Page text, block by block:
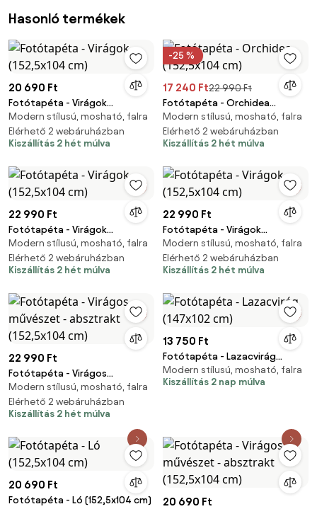
Hasonló termékek
20 690 Ft
Fotótapéta - Virágok
(152,5x104 cm)
Modern stílusú, mosható, falra
Elérhető 2 webáruházban
Kiszállítás 2 hét múlva
-25 %
17 240 Ft22 990 Ft
Fotótapéta - Orchidea
(152,5x104 cm)
Modern stílusú, mosható, falra
Elérhető 2 webáruházban
Kiszállítás 2 hét múlva
22 990 Ft
Fotótapéta - Virágok
(152,5x104 cm)
Modern stílusú, mosható, falra
Elérhető 2 webáruházban
Kiszállítás 2 hét múlva
22 990 Ft
Fotótapéta - Virágok
(152,5x104 cm)
Modern stílusú, mosható, falra
Elérhető 2 webáruházban
Kiszállítás 2 hét múlva
22 990 Ft
Fotótapéta - Virágos
művészet - absztrakt
(152,5x104 cm)
Modern stílusú, mosható, falra
Elérhető 2 webáruházban
Kiszállítás 2 hét múlva
13 750 Ft
Fotótapéta - Lazacvirág
(147x102 cm)
Modern stílusú, mosható, falra
Kiszállítás 2 nap múlva
20 690 Ft
Fotótapéta - Ló (152,5x104 cm)
20 690 Ft